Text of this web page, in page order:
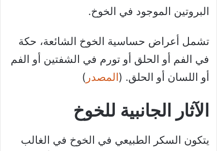
البروتين الموجود في الخوخ.
تشمل أعراض حساسية الخوخ الشائعة، حكة
في الفم أو الحلق أو تورم في الشفتين أو الفم
أو اللسان أو الحلق. (المصدر )
الآثار الجانبية للخوخ
يتكون السكر الطبيعي في الخوخ في الغالب